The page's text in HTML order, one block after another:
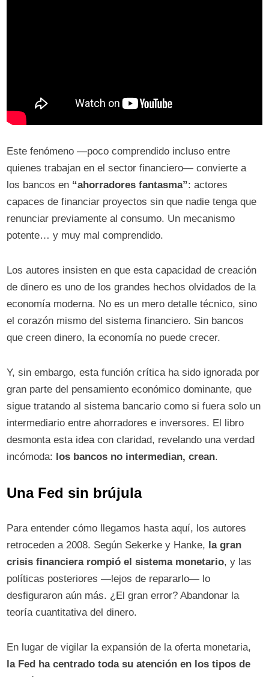
Este fenómeno —poco comprendido incluso entre
quienes trabajan en el sector financiero— convierte a
los bancos en “ahorradores fantasma”: actores
capaces de financiar proyectos sin que nadie tenga que
renunciar previamente al consumo. Un mecanismo
potente… y muy mal comprendido.
Los autores insisten en que esta capacidad de creación
de dinero es uno de los grandes hechos olvidados de la
economía moderna. No es un mero detalle técnico, sino
el corazón mismo del sistema financiero. Sin bancos
que creen dinero, la economía no puede crecer.
Y, sin embargo, esta función crítica ha sido ignorada por
gran parte del pensamiento económico dominante, que
sigue tratando al sistema bancario como si fuera solo un
intermediario entre ahorradores e inversores. El libro
desmonta esta idea con claridad, revelando una verdad
incómoda: los bancos no intermedian, crean.
Una Fed sin brújula
Para entender cómo llegamos hasta aquí, los autores
retroceden a 2008. Según Sekerke y Hanke, la gran
crisis financiera rompió el sistema monetario, y las
políticas posteriores —lejos de repararlo— lo
desfiguraron aún más. ¿El gran error? Abandonar la
teoría cuantitativa del dinero.
En lugar de vigilar la expansión de la oferta monetaria,
la Fed ha centrado toda su atención en los tipos de